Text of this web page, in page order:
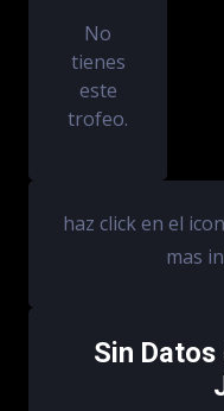
No
tienes
este
trofeo.
haz click en el
mas
Sin